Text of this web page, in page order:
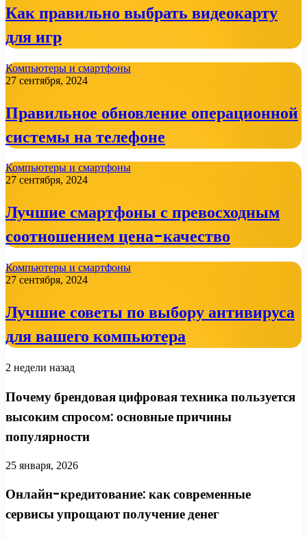
Как правильно выбрать видеокарту
для игр
Компьютеры и смартфоны
27 сентября, 2024
Правильное обновление операционной
системы на телефоне
Компьютеры и смартфоны
27 сентября, 2024
Лучшие смартфоны с превосходным
соотношением цена-качество
Компьютеры и смартфоны
27 сентября, 2024
Лучшие советы по выбору антивируса
для вашего компьютера
2 недели назад
Почему брендовая цифровая техника пользуется
высоким спросом: основные причины
популярности
25 января, 2026
Онлайн-кредитование: как современные
сервисы упрощают получение денег